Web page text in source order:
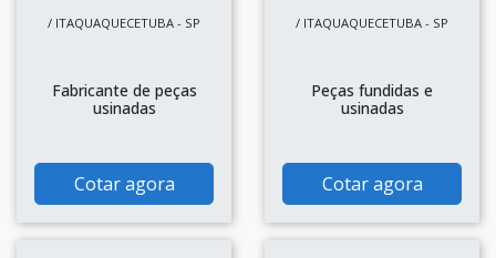
/ ITAQUAQUECETUBA - SP
Fabricante de peças
usinadas
Cotar agora
/ ITAQUAQUECETUBA - SP
Peças fundidas e
usinadas
Cotar agora